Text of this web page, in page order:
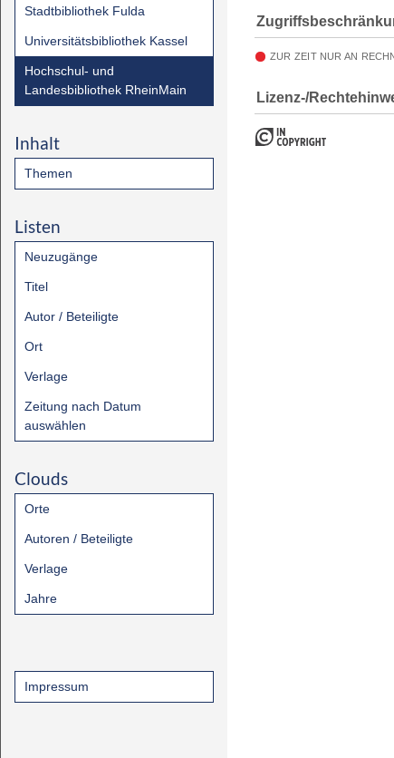
Stadtbibliothek Fulda
Universitätsbibliothek Kassel
Hochschul- und
Landesbibliothek RheinMain
Inhalt
Themen
Listen
Neuzugänge
Titel
Autor / Beteiligte
Ort
Verlage
Zeitung nach Datum
auswählen
Clouds
Orte
Autoren / Beteiligte
Verlage
Jahre
Impressum
ZUR ZEIT NUR AN
Lizenz-/